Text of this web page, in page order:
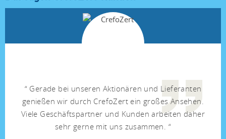
Gerade bei unseren Aktionären und Lieferanten
genießen wir durch CrefoZert ein großes Ansehen.
Viele Geschäftspartner und Kunden arbeiten daher
sehr gerne mit uns zusammen.